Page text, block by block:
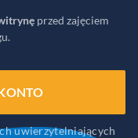
przed zajęciem
uwierzytelniających